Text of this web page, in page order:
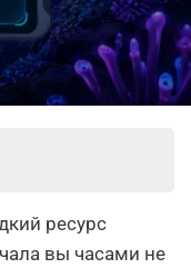
ресурс
вы часами не